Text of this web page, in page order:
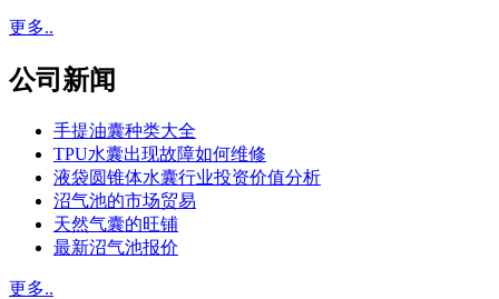
更多..
公司新闻
手提油囊种类大全
TPU水囊出现故障如何维修
液袋圆锥体水囊行业投资价值分析
沼气池的市场贸易
天然气囊的旺铺
最新沼气池报价
更多..